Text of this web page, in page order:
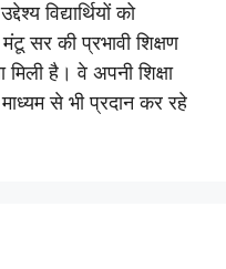
विद्यार्थियों को
मंटू सर की प्रभावी शिक्षण
है। वे अपनी शिक्षा
से भी प्रदान कर रहे